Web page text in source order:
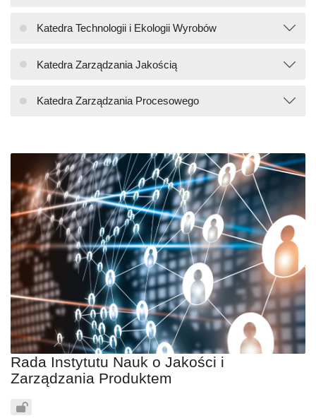
Katedra Technologii i Ekologii Wyrobów
Katedra Zarządzania Jakością
Katedra Zarządzania Procesowego
Rada Instytutu Nauk o Jakości i
Zarządzania Produktem